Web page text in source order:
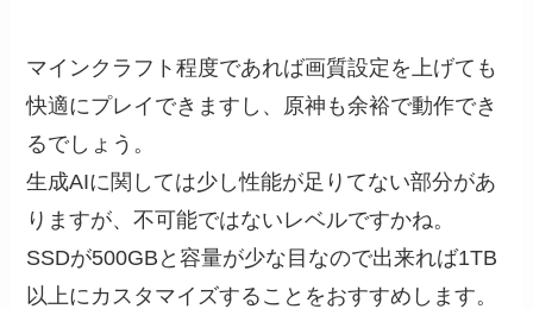
マインクラフト程度であれば画質設定を上げても
快適にプレイできますし、原神も余裕で動作でき
るでしょう。
生成AIに関しては少し性能が足りてない部分があ
りますが、不可能ではないレベルですかね。
SSDが500GBと容量が少な目なので出来れば1TB
以上にカスタマイズすることをおすすめします。